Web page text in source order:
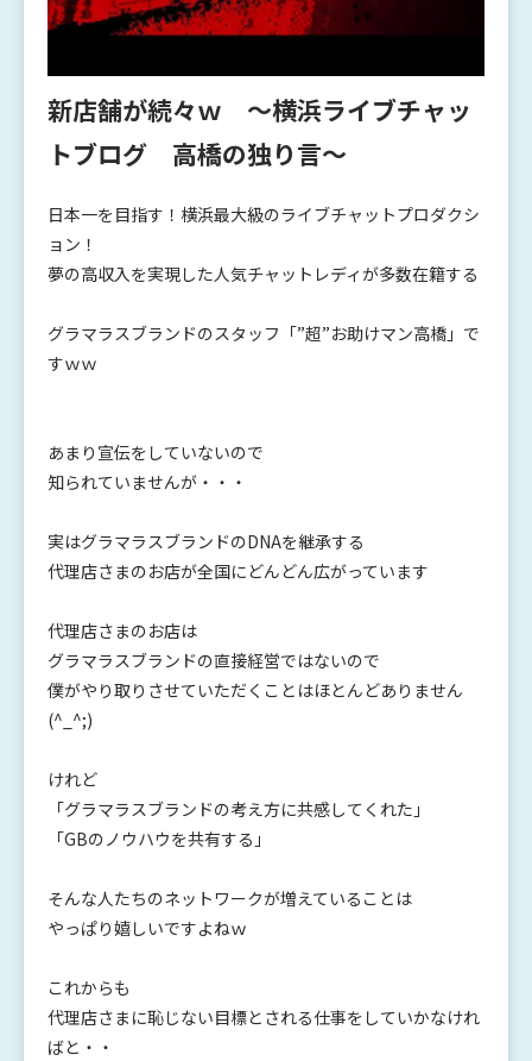
新店舗が続々ｗ ～横浜ライブチャッ
トブログ 高橋の独り言～
日本一を目指す！横浜最大級のライブチャットプロダクシ
ョン！
夢の高収入を実現した人気チャットレディが多数在籍する
グラマラスブランドのスタッフ「”超”お助けマン高橋」で
すｗｗ
あまり宣伝をしていないので
知られていませんが・・・
実はグラマラスブランドのDNAを継承する
代理店さまのお店が全国にどんどん広がっています
代理店さまのお店は
グラマラスブランドの直接経営ではないので
僕がやり取りさせていただくことはほとんどありません
(^_^;)
けれど
「グラマラスブランドの考え方に共感してくれた」
「GBのノウハウを共有する」
そんな人たちのネットワークが増えていることは
やっぱり嬉しいですよねｗ
これからも
代理店さまに恥じない目標とされる仕事をしていかなけれ
ばと・・